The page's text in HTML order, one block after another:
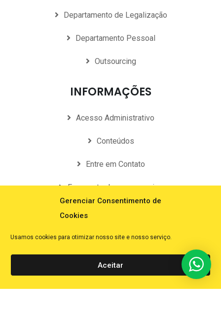
Gerenciar Consentimento de
Cookies
Usamos cookies para otimizar nosso site e nosso serviço.
Aceitar
Departamento de Legalização
Departamento Pessoal
Outsourcing
INFORMAÇÕES
Acesso Administrativo
Conteúdos
Entre em Contato
Faça parte de nossa equipe
Perguntas Frequentes
Política de Privacidade